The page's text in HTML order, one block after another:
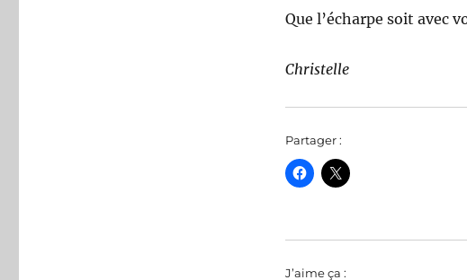
Que l’écharpe soit avec
Christelle
Partager :
J’aime ça :